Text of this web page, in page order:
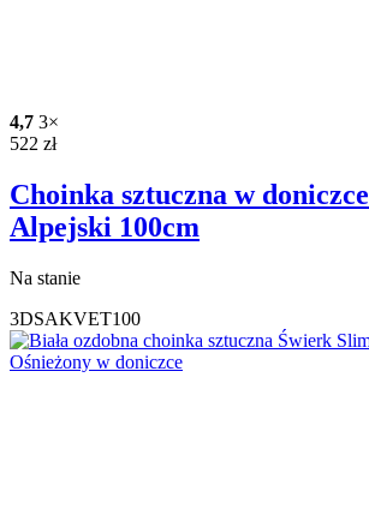
4,7 3×
522 zł
Choinka sztuczna w
Alpejski 100cm
Na stanie
3DSAKVET100